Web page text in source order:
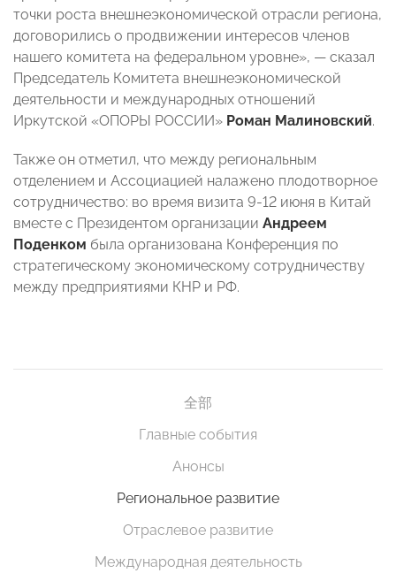
точки роста внешнеэкономической отрасли региона,
договорились о продвижении интересов членов
нашего комитета на федеральном уровне», — сказал
Председатель Комитета внешнеэкономической
деятельности и международных отношений
Иркутской «ОПОРЫ РОССИИ» Роман Малиновский.
Также он отметил, что между региональным
отделением и Ассоциацией налажено плодотворное
сотрудничество: во время визита 9-12 июня в Китай
вместе с Президентом организации Андреем
Поденком была организована Конференция по
стратегическому экономическому сотрудничеству
между предприятиями КНР и РФ.
全部
Главные события
Анонсы
Региональное развитие
Отраслевое развитие
Международная деятельность